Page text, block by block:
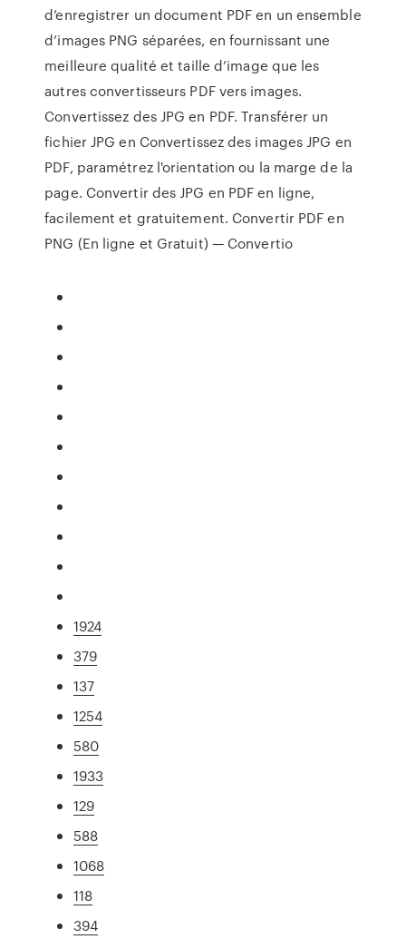
d’enregistrer un document PDF en un ensemble
d’images PNG séparées, en fournissant une
meilleure qualité et taille d’image que les
autres convertisseurs PDF vers images.
Convertissez des JPG en PDF. Transférer un
fichier JPG en Convertissez des images JPG en
PDF, paramétrez l'orientation ou la marge de la
page. Convertir des JPG en PDF en ligne,
facilement et gratuitement. Convertir PDF en
PNG (En ligne et Gratuit) — Convertio
1924
379
137
1254
580
1933
129
588
1068
118
394